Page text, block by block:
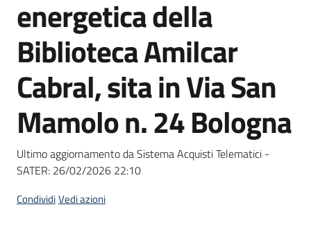
Piattaforme
telematiche
English
site
energetica della
Biblioteca Amilcar
Cabral, sita in Via San
Mamolo n. 24 Bologna
Ultimo aggiornamento da Sistema Acquisti Telematici -
SATER: 26/02/2026 22:10
CondividiVedi azioni